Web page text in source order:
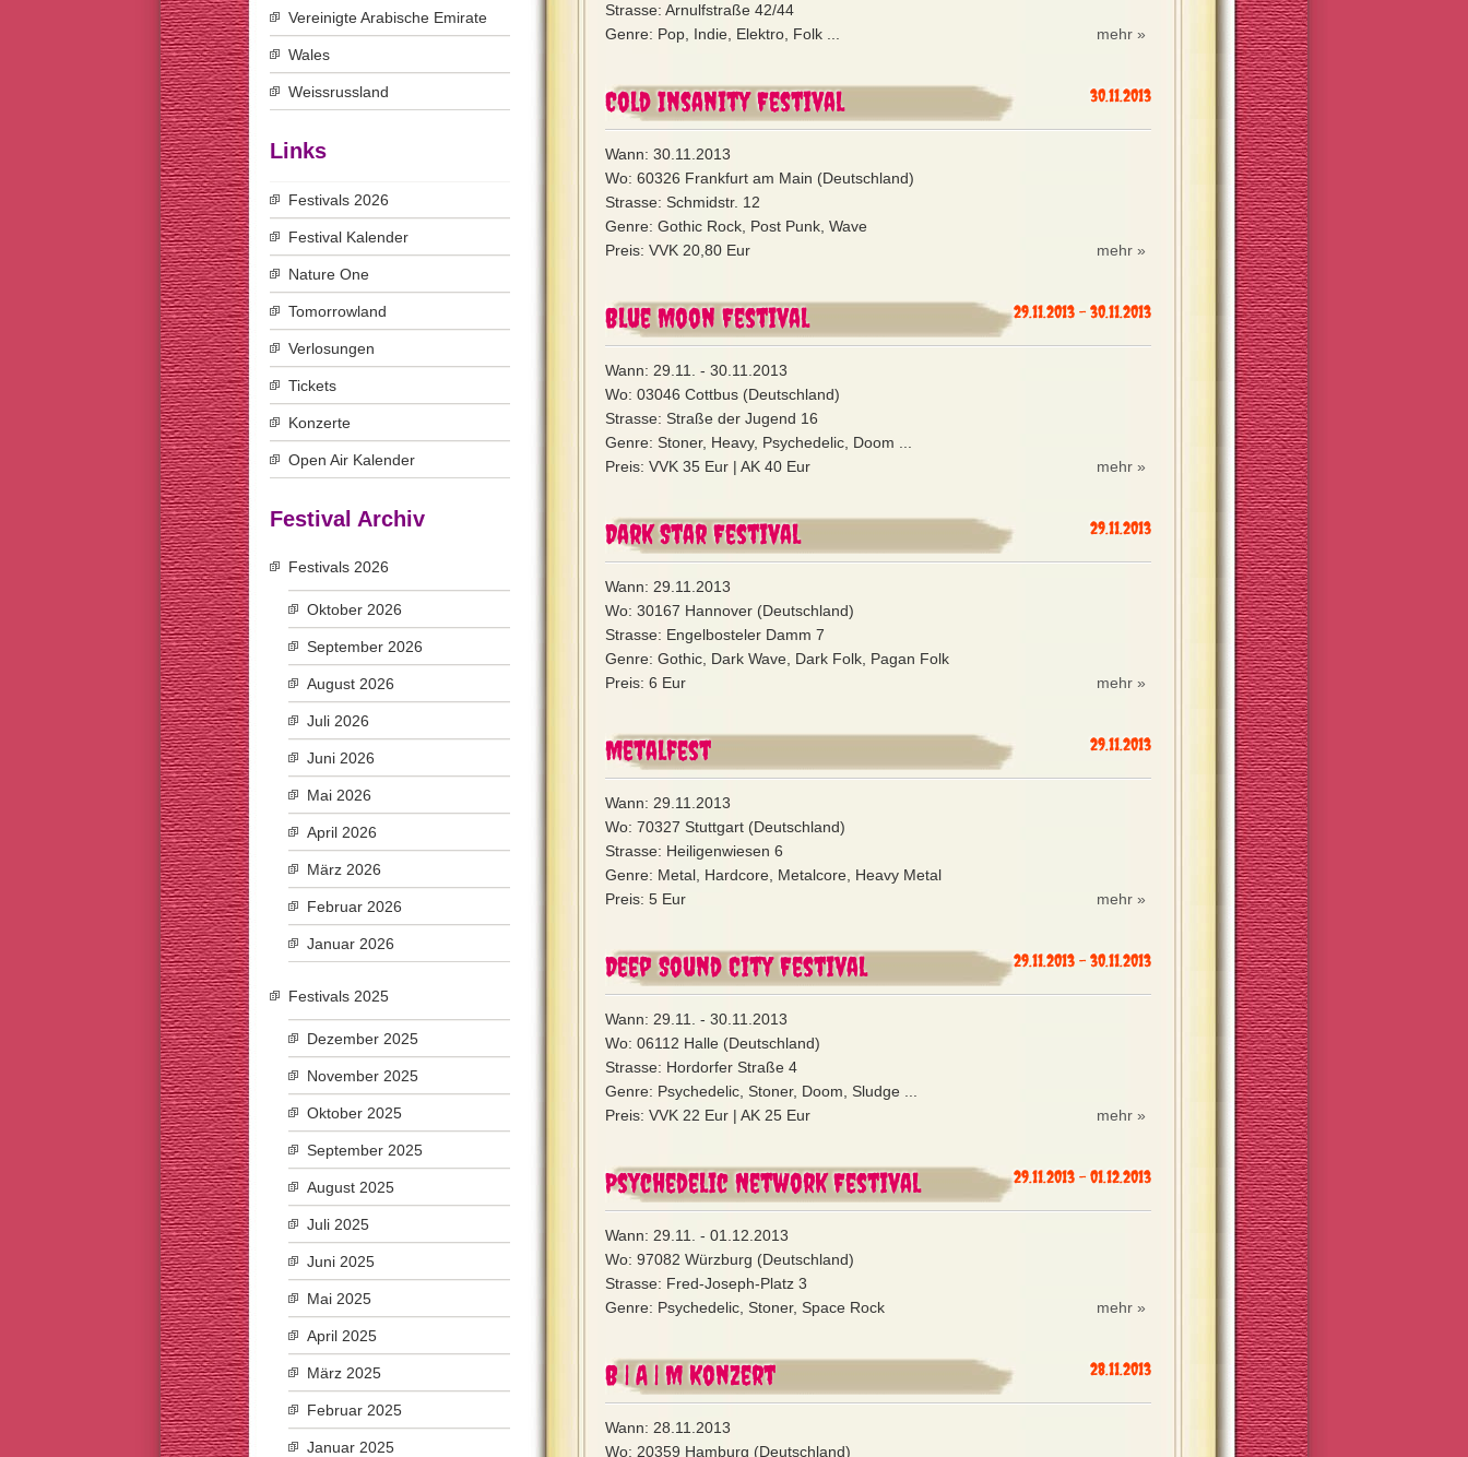
Strasse: Arnulfstraße 42/44
Genre: Pop, Indie, Elektro, Folk ...
mehr »
Cold Insanity Festival 30.11.2013
Wann: 30.11.2013
Wo: 60326 Frankfurt am Main (Deutschland)
Strasse: Schmidstr. 12
Genre: Gothic Rock, Post Punk, Wave
Preis: VVK 20,80 Eur
mehr »
Blue Moon Festival 29.11.2013 - 30.11.2013
Wann: 29.11. - 30.11.2013
Wo: 03046 Cottbus (Deutschland)
Strasse: Straße der Jugend 16
Genre: Stoner, Heavy, Psychedelic, Doom ...
Preis: VVK 35 Eur | AK 40 Eur
mehr »
Dark Star Festival 29.11.2013
Wann: 29.11.2013
Wo: 30167 Hannover (Deutschland)
Strasse: Engelbosteler Damm 7
Genre: Gothic, Dark Wave, Dark Folk, Pagan Folk
Preis: 6 Eur
mehr »
Metalfest 29.11.2013
Wann: 29.11.2013
Wo: 70327 Stuttgart (Deutschland)
Strasse: Heiligenwiesen 6
Genre: Metal, Hardcore, Metalcore, Heavy Metal
Preis: 5 Eur
mehr »
Deep Sound City Festival 29.11.2013 - 30.11.2013
Wann: 29.11. - 30.11.2013
Wo: 06112 Halle (Deutschland)
Strasse: Hordorfer Straße 4
Genre: Psychedelic, Stoner, Doom, Sludge ...
Preis: VVK 22 Eur | AK 25 Eur
mehr »
Psychedelic Network Festival 29.11.2013 - 01.12.2013
Wann: 29.11. - 01.12.2013
Wo: 97082 Würzburg (Deutschland)
Strasse: Fred-Joseph-Platz 3
Genre: Psychedelic, Stoner, Space Rock
mehr »
B | A | M Konzert 28.11.2013
Wann: 28.11.2013
Wo: 20359 Hamburg (Deutschland)
Vereinigte Arabische Emirate
Wales
Weissrussland
Links
Festivals 2026
Festival Kalender
Nature One
Tomorrowland
Verlosungen
Tickets
Konzerte
Open Air Kalender
Festival Archiv
Festivals 2026
Oktober 2026
September 2026
August 2026
Juli 2026
Juni 2026
Mai 2026
April 2026
März 2026
Februar 2026
Januar 2026
Festivals 2025
Dezember 2025
November 2025
Oktober 2025
September 2025
August 2025
Juli 2025
Juni 2025
Mai 2025
April 2025
März 2025
Februar 2025
Januar 2025